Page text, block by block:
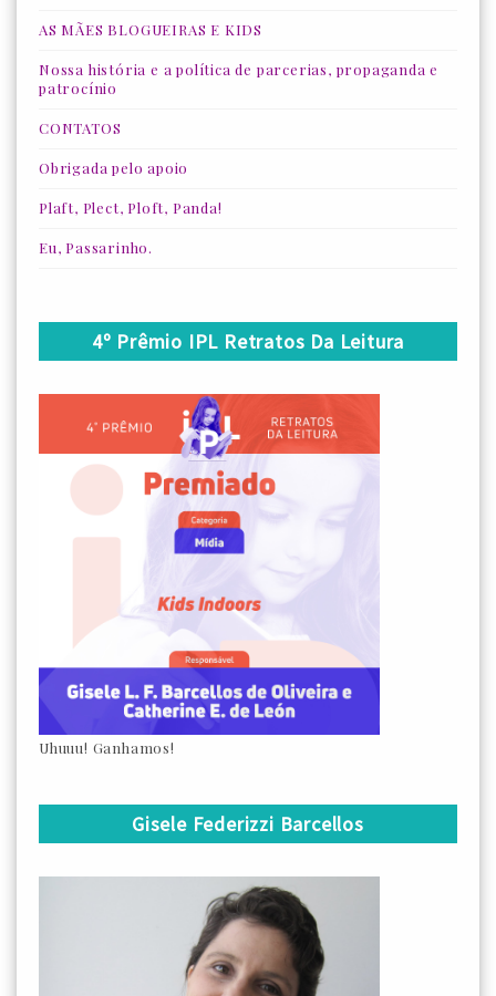
AS MÃES BLOGUEIRAS E KIDS
Nossa história e a política de parcerias, propaganda e
patrocínio
CONTATOS
Obrigada pelo apoio
Plaft, Plect, Ploft, Panda!
Eu, Passarinho.
4º Prêmio IPL Retratos Da Leitura
Uhuuu! Ganhamos!
Gisele Federizzi Barcellos